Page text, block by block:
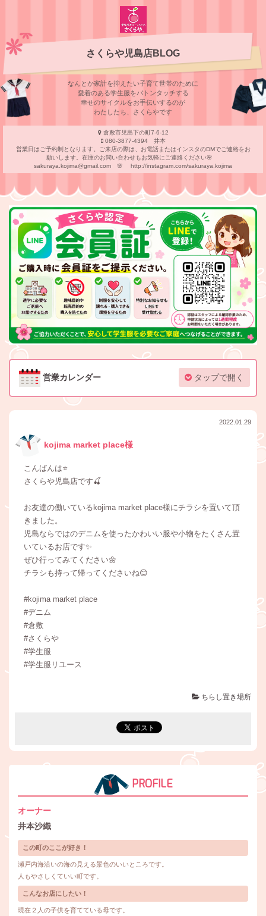
さくらや児島店BLOG
なんとか家計を抑えたい子育て世帯のために
愛着のある学⽣服をバトンタッチする
幸せのサイクルをお⼿伝いするのが
わたしたち、さくらやです
倉敷市児島下の町7-6-12
080-3877-4394 井本
営業日はご予約制となります。ご来店の際は、お電話またはインスタのDMでご連絡をお
願いします。在庫のお問い合わせもお気軽にご連絡ください🌸
sakuraya.kojima@gmail.com 🌸 http://instagram.com/sakuraya.kojima
営業カレンダー タップで開く
2022.01.29
kojima market place様
こんばんは⭐
さくらや児島店です🍒
お友達の働いているkojima market place様にチラシを置いて頂
きました。
児島ならではのデニムを使ったかわいい服や小物をたくさん置
いているお店です✨
ぜひ行ってみてください🌼
チラシも持って帰ってくださいね😊
#kojima market place
#デニム
#倉敷
#さくらや
#学生服
#学生服リユース
ちらし置き場所
PROFILE
オーナー
井本沙織
この町のここが好き！
瀬戸内海沿いの海の見える景色のいいところです。
人もやさしくていい町です。
こんなお店にしたい！
現在２人の子供を育てている母です。